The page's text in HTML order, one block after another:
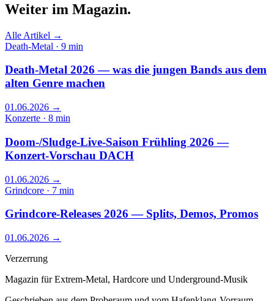
Weiter im Magazin.
Alle Artikel →
Death-Metal · 9 min
Death-Metal 2026 — was die jungen Bands aus dem
alten Genre machen
01.06.2026 →
Konzerte · 8 min
Doom-/Sludge-Live-Saison Frühling 2026 —
Konzert-Vorschau DACH
01.06.2026 →
Grindcore · 7 min
Grindcore-Releases 2026 — Splits, Demos, Promos
01.06.2026 →
Verzerrung
Magazin für Extrem-Metal, Hardcore und Underground-Musik